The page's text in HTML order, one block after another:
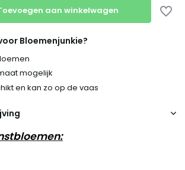
aan winkelwagen
Bloemenjunkie?
mogelijk
en kan zo op de vaas